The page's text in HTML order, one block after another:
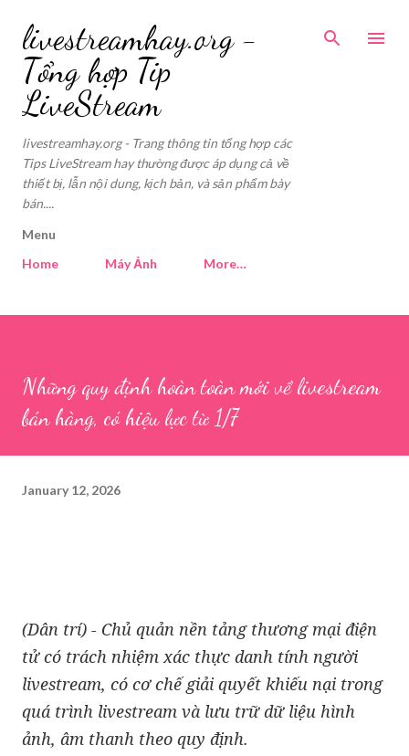
livestreamhay.org -
Tổng hợp Tip
LiveStream
livestreamhay.org - Trang thông tin tổng hợp các
Tips LiveStream hay thường được áp dụng cả về
thiết bị, lẫn nội dung, kịch bản, và sản phẩm bày
bán....
Menu
Home
Máy Ảnh More…
Những quy định hoàn toàn mới về livestream
bán hàng, có hiệu lực từ 1/7
January 12, 2026
(Dân trí) - Chủ quản nền tảng thương mại điện
tử có trách nhiệm xác thực danh tính người
livestream, có cơ chế giải quyết khiếu nại trong
quá trình livestream và lưu trữ dữ liệu hình
ảnh, âm thanh theo quy định.